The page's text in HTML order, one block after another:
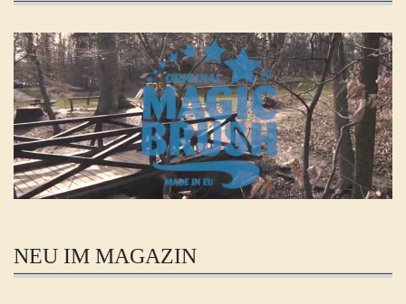
NEU IM MAGAZIN